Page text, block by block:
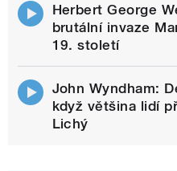
Herbert George
brutální invaze
19. století
John Wyndham:
když většina lidí
Lichý